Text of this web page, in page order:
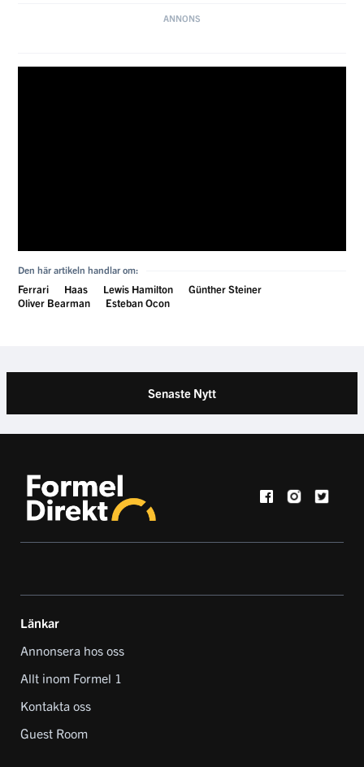
Den här artikeln handlar om:
Ferrari Haas Lewis Hamilton
Günther Steiner
Oliver Bearman
Esteban Ocon
Senaste Nytt
Länkar
Annonsera hos oss
Allt inom Formel 1
Kontakta oss
Guest Room